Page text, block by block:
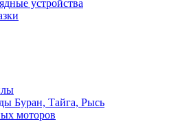
устройства
Буран, Тайга, Рысь
моторов